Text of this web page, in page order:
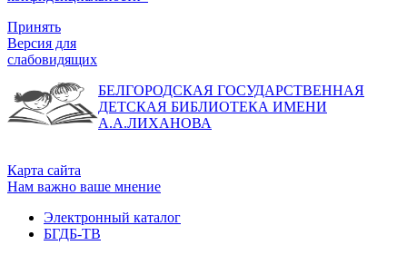
Принять
Версия для
слабовидящих
БЕЛГОРОДСКАЯ ГОСУДАРСТВЕННАЯ
ДЕТСКАЯ БИБЛИОТЕКА ИМЕНИ
А.А.ЛИХАНОВА
Карта сайта
Нам важно ваше мнение
Электронный каталог
БГДБ-ТВ